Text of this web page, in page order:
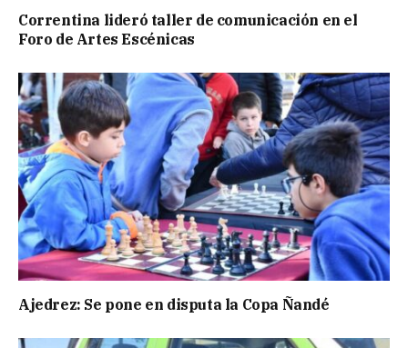
Correntina lideró taller de comunicación en el
Foro de Artes Escénicas
Ajedrez: Se pone en disputa la Copa Ñandé